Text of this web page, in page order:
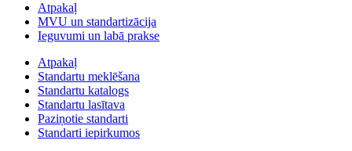
Atpakaļ
MVU un standartizācija
Ieguvumi un labā prakse
Atpakaļ
Standartu meklēšana
Standartu katalogs
Standartu lasītava
Paziņotie standarti
Standarti iepirkumos